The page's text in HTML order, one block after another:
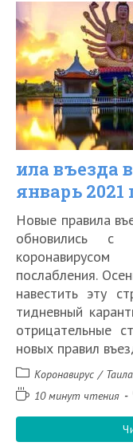
ила въезда
январь 2021
Новые правила
обновились
послабления.
навестить эту
тидневный
отрицательные
новых правил
Рубрика
записи:
Коронавирус /
Время10 минут чтения